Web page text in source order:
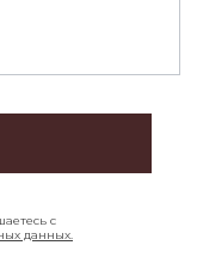
с
данных.